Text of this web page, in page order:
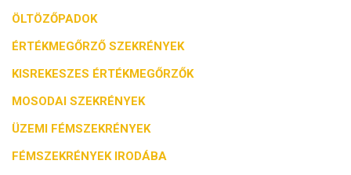
ÖLTÖZŐPADOK
ÉRTÉKMEGŐRZŐ SZEKRÉNYEK
KISREKESZES ÉRTÉKMEGŐRZŐK
MOSODAI SZEKRÉNYEK
ÜZEMI FÉMSZEKRÉNYEK
FÉMSZEKRÉNYEK IRODÁBA